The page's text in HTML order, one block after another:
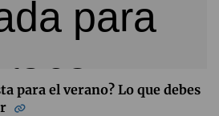
para el verano? Lo que debes